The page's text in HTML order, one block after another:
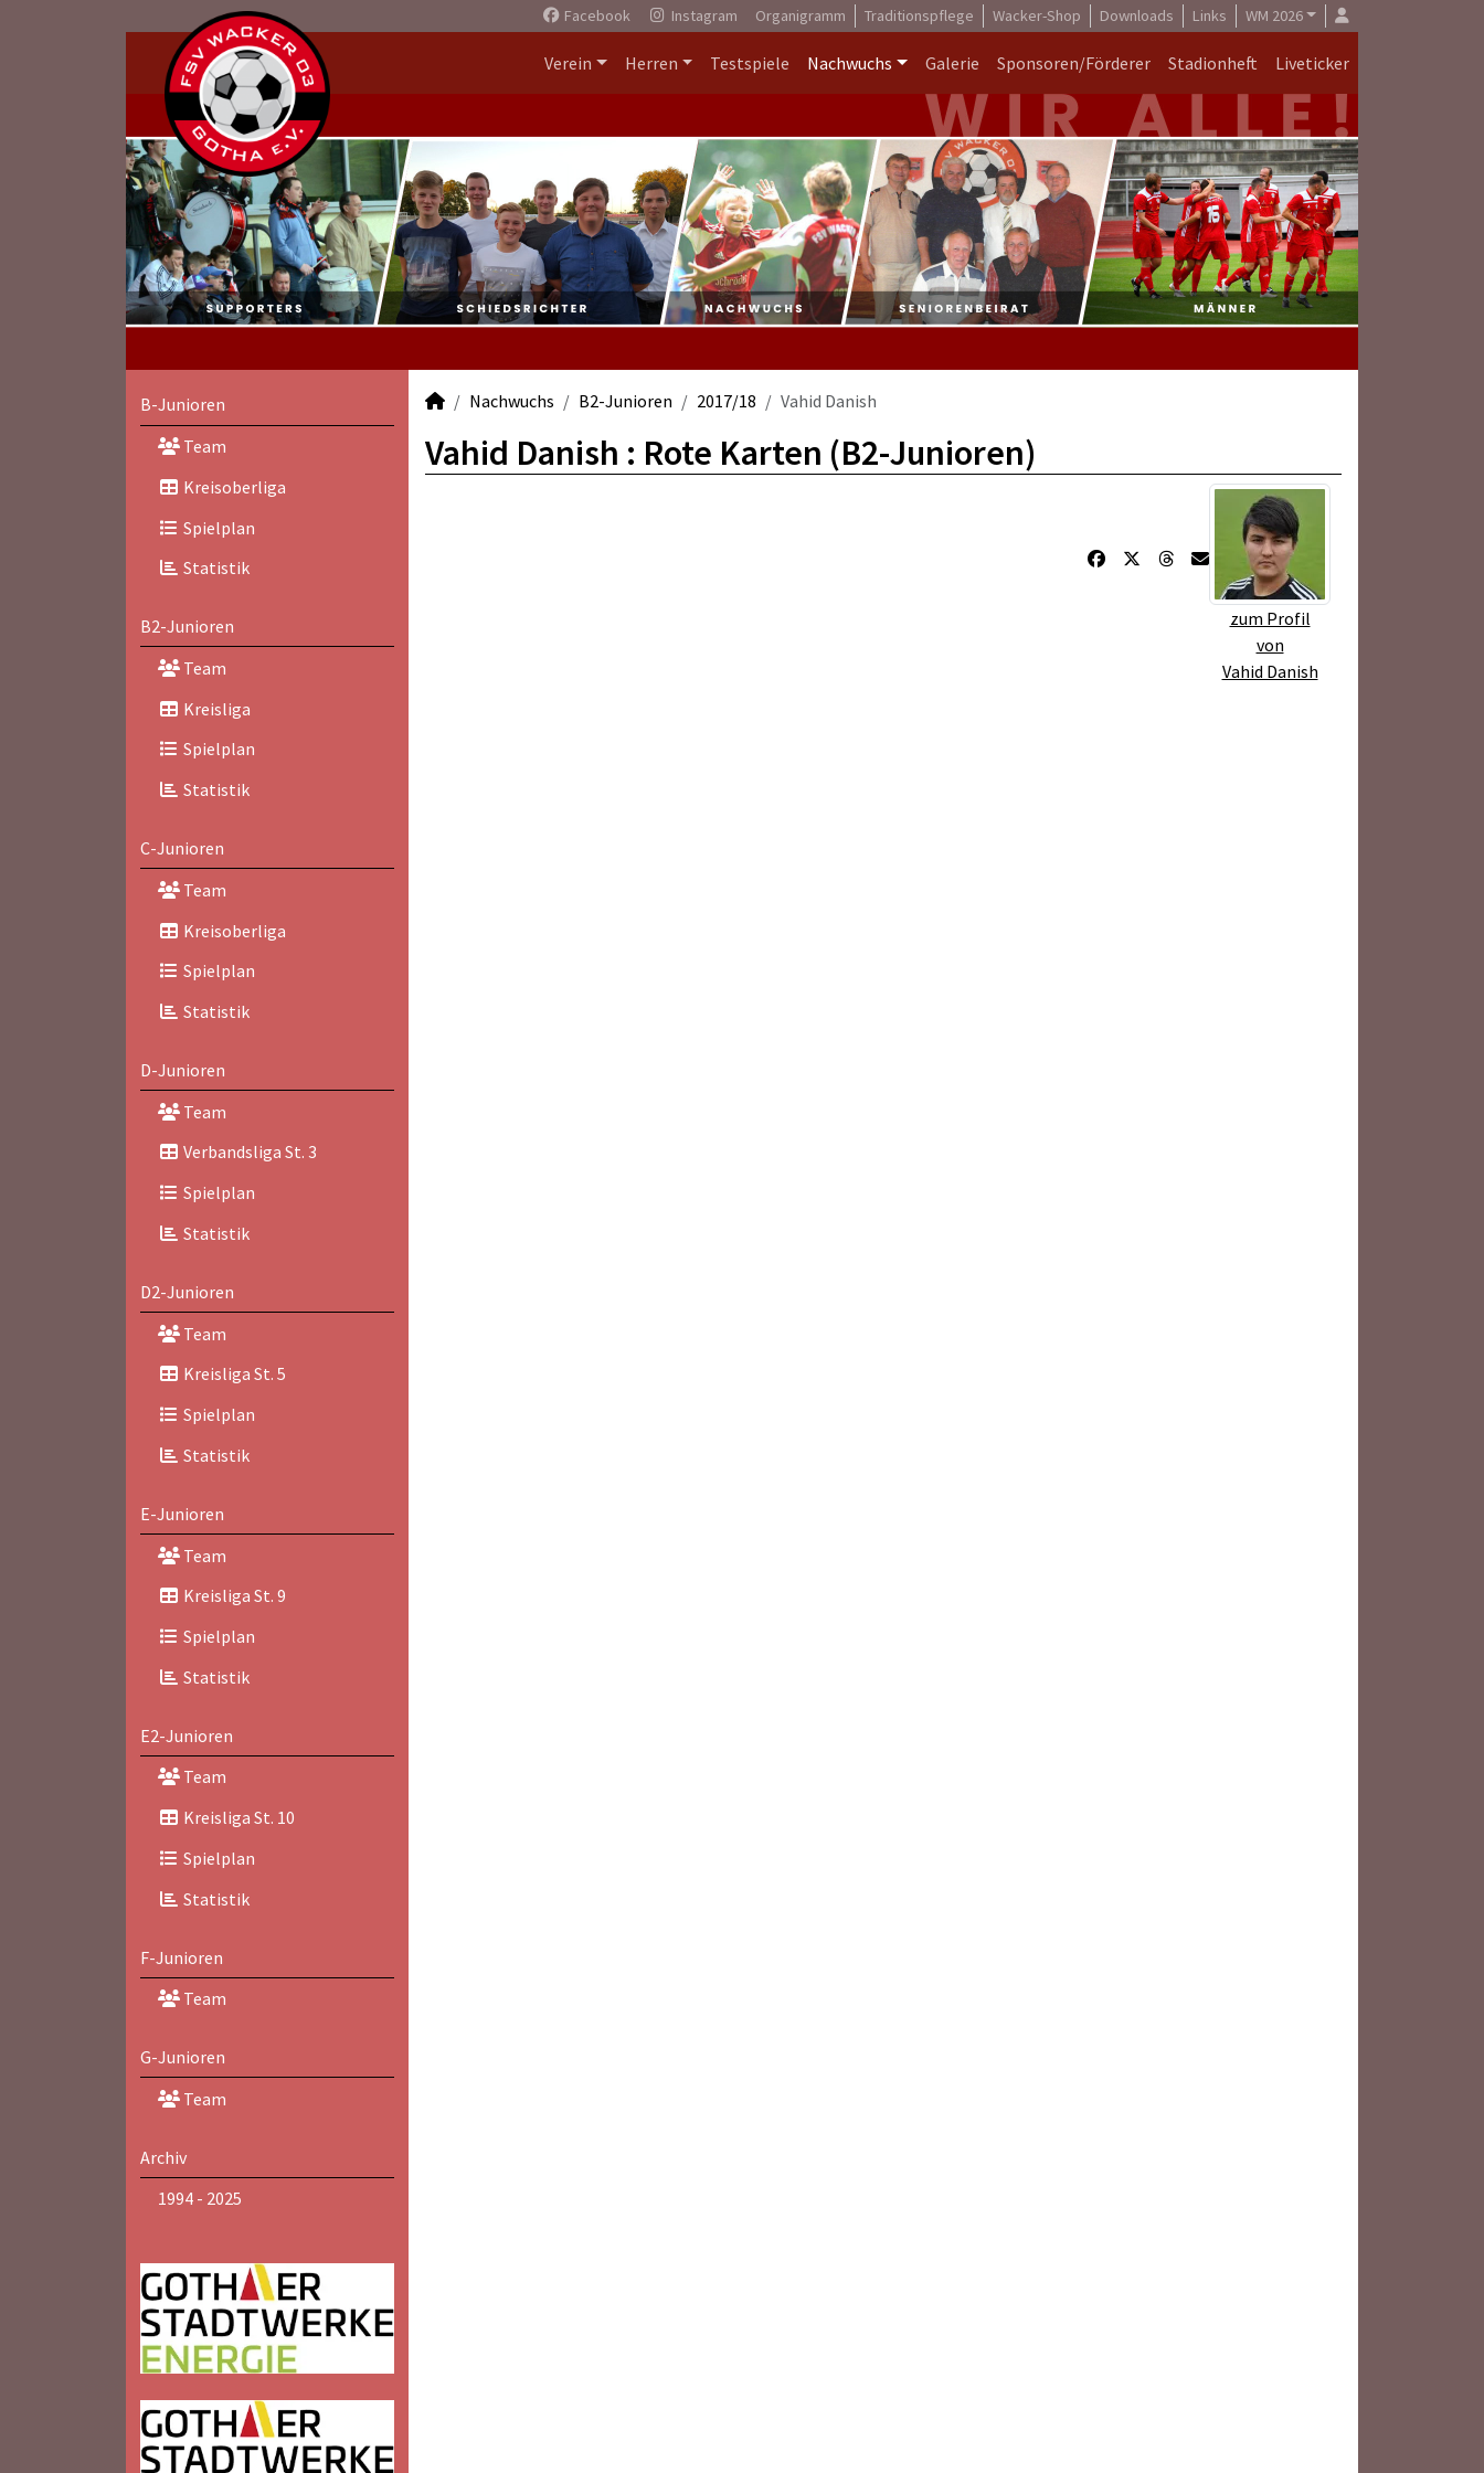
Facebook Instagram Organigramm Traditionspflege Wacker-Shop Downloads Links WM 2026
Verein Herren Testspiele Nachwuchs Galerie Sponsoren/Förderer Stadionheft Liveticker
B-Junioren
Team
Kreisoberliga
Spielplan
Statistik
B2-Junioren
Team
Kreisliga
Spielplan
Statistik
C-Junioren
Team
Kreisoberliga
Spielplan
Statistik
D-Junioren
Team
Verbandsliga St. 3
Spielplan
Statistik
D2-Junioren
Team
Kreisliga St. 5
Spielplan
Statistik
E-Junioren
Team
Kreisliga St. 9
Spielplan
Statistik
E2-Junioren
Team
Kreisliga St. 10
Spielplan
Statistik
F-Junioren
Team
G-Junioren
Team
Archiv
1994 - 2025
Nachwuchs B2-Junioren 2017/18 Vahid Danish
Vahid Danish : Rote Karten (B2-Junioren)
zum Profil
von
Vahid Danish